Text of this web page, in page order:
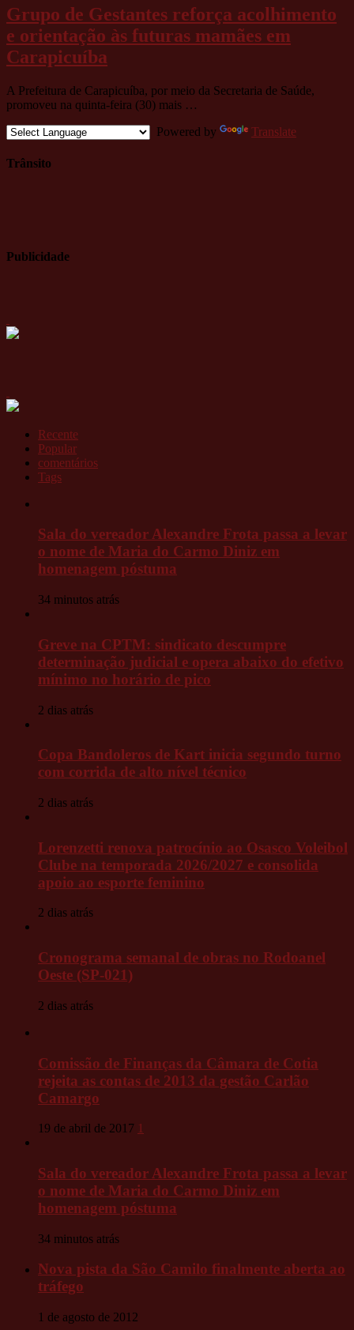
Grupo de Gestantes reforça acolhimento
e orientação às futuras mamães em
Carapicuíba
A Prefeitura de Carapicuíba, por meio da Secretaria de Saúde,
promoveu na quinta-feira (30) mais …
Powered by
Translate
Trânsito
Publicidade
Recente
Popular
comentários
Tags
Sala do vereador Alexandre Frota passa a levar
o nome de Maria do Carmo Diniz em
homenagem póstuma
34 minutos atrás
Greve na CPTM: sindicato descumpre
determinação judicial e opera abaixo do efetivo
mínimo no horário de pico
2 dias atrás
Copa Bandoleros de Kart inicia segundo turno
com corrida de alto nível técnico
2 dias atrás
Lorenzetti renova patrocínio ao Osasco Voleibol
Clube na temporada 2026/2027 e consolida
apoio ao esporte feminino
2 dias atrás
Cronograma semanal de obras no Rodoanel
Oeste (SP-021)
2 dias atrás
Comissão de Finanças da Câmara de Cotia
rejeita as contas de 2013 da gestão Carlão
Camargo
19 de abril de 2017 1
Sala do vereador Alexandre Frota passa a levar
o nome de Maria do Carmo Diniz em
homenagem póstuma
34 minutos atrás
Nova pista da São Camilo finalmente aberta ao
tráfego
1 de agosto de 2012